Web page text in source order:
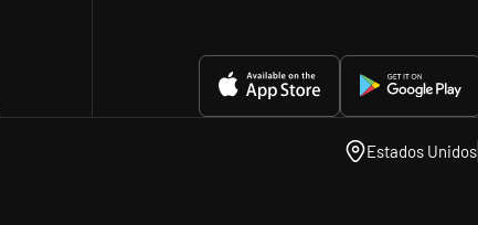
Estados Unidos